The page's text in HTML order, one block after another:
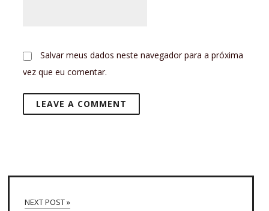
Salvar meus dados neste navegador para a próxima
vez que eu comentar.
NEXT POST »